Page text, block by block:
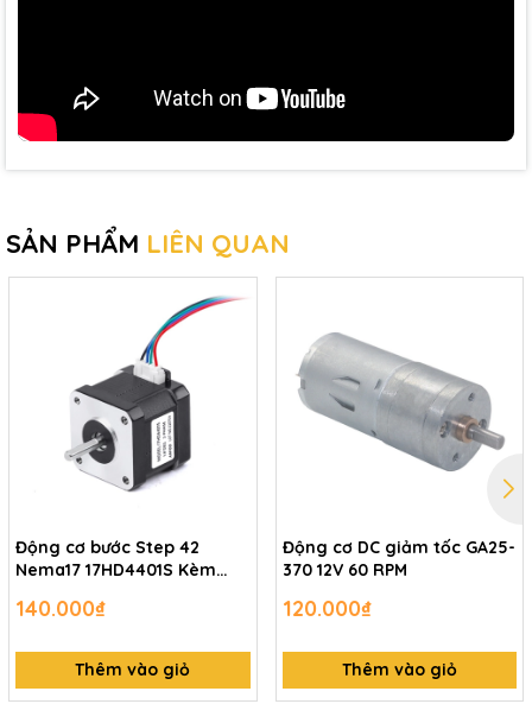
SẢN PHẨM LIÊN QUAN
Động cơ bước Step 42
Nema17 17HD4401S Kèm
140.000₫
Thêm vào giỏ
Động cơ DC giảm tốc GA25-
370 12V 60 RPM
120.000₫
Thêm vào giỏ